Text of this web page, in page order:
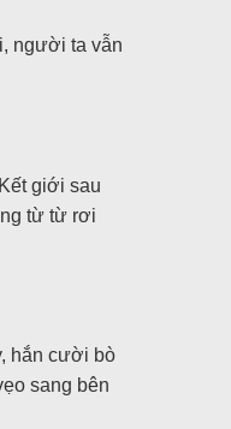
người ta vẫn
giới sau
từ từ rơi
hắn cười bò
sang bên